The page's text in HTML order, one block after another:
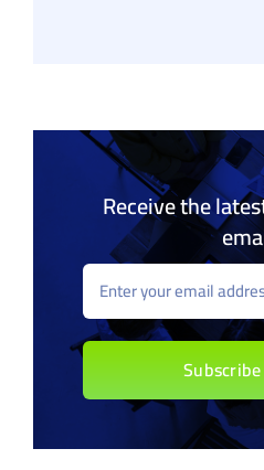
Receive the